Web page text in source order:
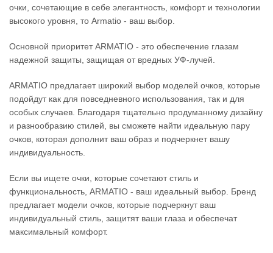
очки, сочетающие в себе элегантность, комфорт и технологии
высокого уровня, то Armatio - ваш выбор.
Основной приоритет ARMATIO - это обеспечение глазам
надежной защиты, защищая от вредных УФ-лучей.
ARMATIO предлагает широкий выбор моделей очков, которые
подойдут как для повседневного использования, так и для
особых случаев. Благодаря тщательно продуманному дизайну
и разнообразию стилей, вы сможете найти идеальную пару
очков, которая дополнит ваш образ и подчеркнет вашу
индивидуальность.
Если вы ищете очки, которые сочетают стиль и
функциональность, ARMATIO - ваш идеальный выбор. Бренд
предлагает модели очков, которые подчеркнут ваш
индивидуальный стиль, защитят ваши глаза и обеспечат
максимальный комфорт.